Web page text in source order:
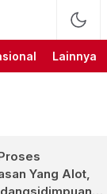
Lainnya
Yang Alot,